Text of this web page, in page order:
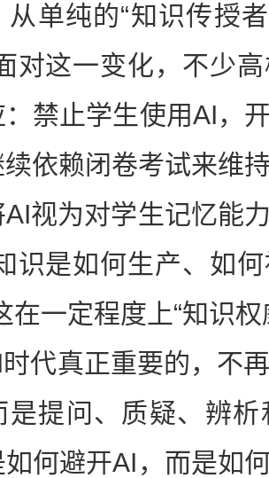
从单纯的“知识传授
对这一变化，不少
禁止学生使用AI，
依赖闭卷考试来维
视为对学生记忆能
识是如何生产、如
在一定程度上“知识
代真正重要的，不
是提问、质疑、辨
何避开AI，而是如